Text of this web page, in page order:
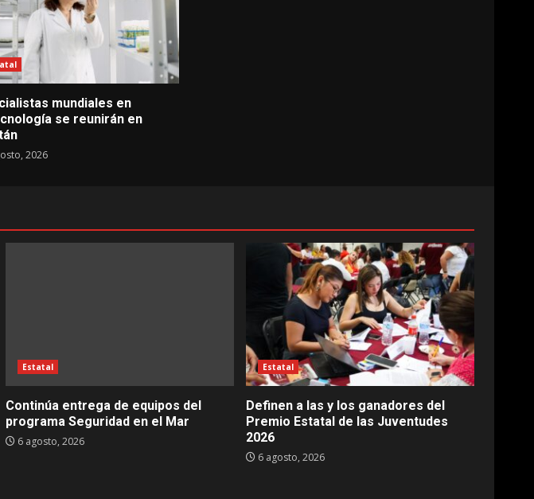
mundiales en
se reunirán en
2026
Estatal
Continúa entrega de equipos del
programa Seguridad en el Mar
6 agosto, 2026
Estatal
Definen a las y los ganadores del
Premio Estatal de las Juventudes
2026
6 agosto, 2026